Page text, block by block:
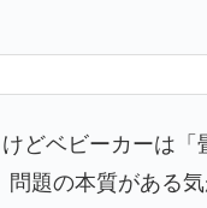
どベビーカーは「
題の本質がある気